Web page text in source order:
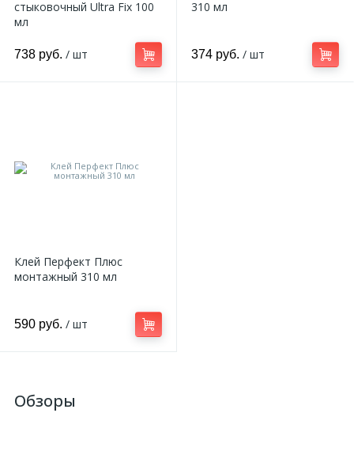
стыковочный Ultra Fix 100
мл
738 руб. / шт
310 мл
374 руб. / шт
Клей Перфект Плюс
монтажный 310 мл
590 руб. / шт
Обзоры